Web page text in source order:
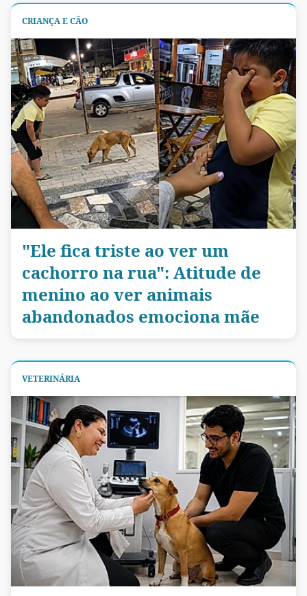
CRIANÇA E CÃO
"Ele fica triste ao ver um
cachorro na rua": Atitude de
menino ao ver animais
abandonados emociona mãe
VETERINÁRIA